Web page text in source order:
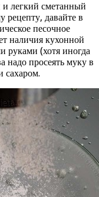
легкий сметанный
рецепту, давайте в
песочное
наличия кухонной
руками (хотя иногда
надо просеять муку в
сахаром.